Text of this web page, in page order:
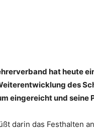
hat heute
des
eingereicht und
darin das Festhalten